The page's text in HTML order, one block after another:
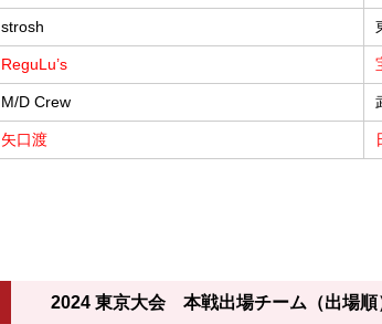
strosh
ReguLu’s
M/D Crew
矢口渡
2024 東京大会 本戦出場チーム（出場順